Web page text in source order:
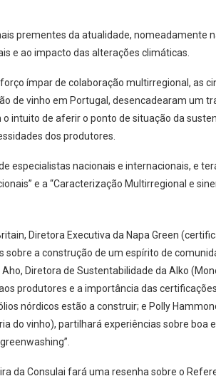
Multirregional” é o mote do
Viseu. Esta é uma ação conjunta da CVR
prementes da atualidade, nomeadamente
e ao impacto das alterações climáticas.
de vinho em Portugal, desencadearam um
o intuito de aferir o ponto de situação da
dos produtores.